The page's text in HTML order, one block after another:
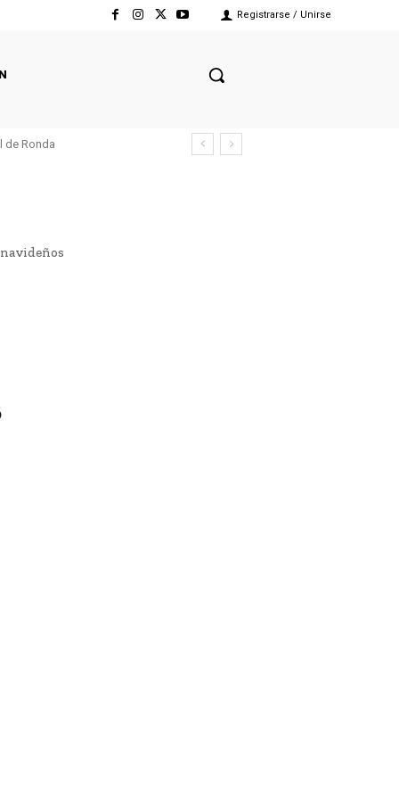
Registrarse / Unirse
de Ronda